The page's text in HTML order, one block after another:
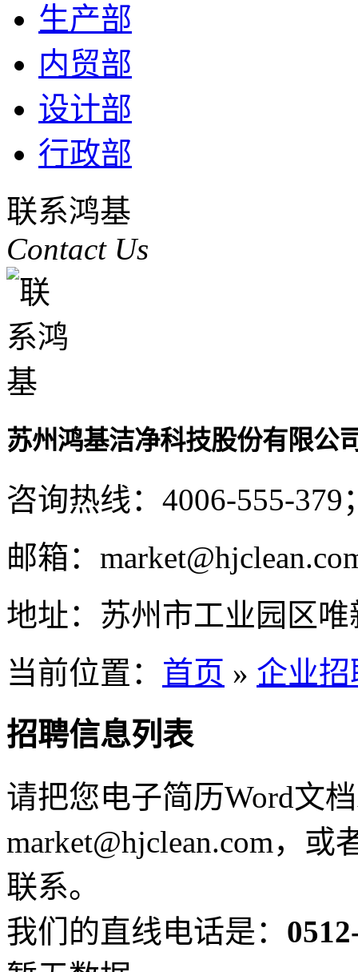
生产部
内贸部
设计部
行政部
联系鸿基
Contact Us
苏州鸿基洁净科技股份有限公
咨询热线： 4006-555-379
邮箱：
地址： 苏州市工业园区
当前位置： 首页 » 企业招
招聘信息列表
请把您电子简历Word文
market@hjclean.com，
联系。
我们的直线电话是：